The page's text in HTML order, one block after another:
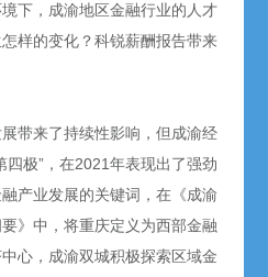
下，成渝地区金融行业的人才
样的变化？科锐薪酬报告带来
带来了持续性影响，但成渝经
四极”，在2021年表现出了强劲
产业发展的关键词，在《成渝
》中，将重庆定义为西部金融
心，成渝双城积极探索区域金